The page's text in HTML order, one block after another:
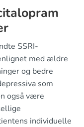
SSRI-
med ældre
og bedre
som
også være
individuelle